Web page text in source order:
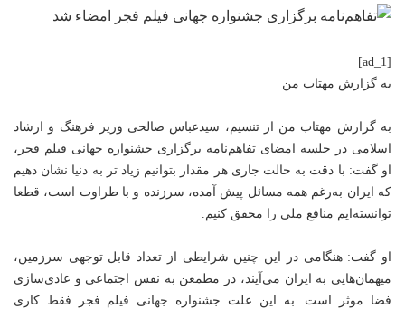
[ad_1]
به گزارش مهتاب من
به گزارش مهتاب من از تنسیم، سیدعباس صالحی وزیر فرهنگ و ارشاد
اسلامی در جلسه امضای تفاهم‌نامه برگزاری جشنواره جهانی فیلم فجر،
او گفت: با دقت به حالت جاری هر مقدار بتوانیم زیاد تر به دنیا نشان دهیم
که ایران به‌رغم همه مسائل پیش آمده، سرزنده و با طراوت است، قطعا
توانسته‌ایم منافع ملی را محقق کنیم.
او گفت: هنگامی در این چنین شرایطی از تعداد قابل توجهی سرزمین،
میهمان‌هایی به ایران می‌آیند، در مطمعن به نفس اجتماعی و عادی‌سازی
فضا موثر است. به این علت جشنواره جهانی فیلم فجر فقط کاری